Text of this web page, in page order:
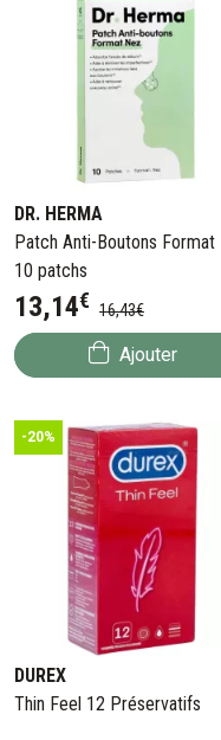
DR. HERMA
Patch Anti-Boutons Format
10 patchs
13,14€ 16,43€
Ajouter
-20%
DUREX
Thin Feel 12 Préservatifs